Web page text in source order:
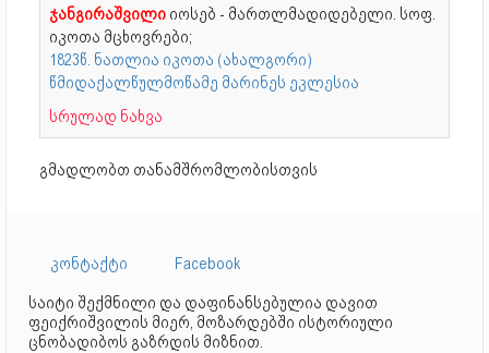
ჯანგირაშვილი იოსებ - მართლმადიდებელი. სოფ.
იკოთა მცხოვრები;
1823წ. ნათლია იკოთა (ახალგორი)
წმიდაქალწულმოწამე მარინეს ეკლესია
სრულად ნახვა
გმადლობთ თანამშრომლობისთვის
კონტაქტი
Facebook
საიტი შექმნილი და დაფინანსებულია დავით
ფეიქრიშვილის მიერ, მოზარდებში ისტორიული
ცნობადიბოს გაზრდის მიზნით.